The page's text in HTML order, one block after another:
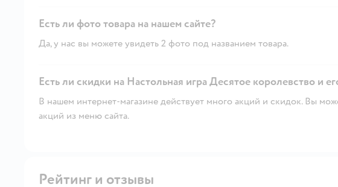
Есть ли фото товара на нашем сайте?
Да, у нас вы можете увидеть 2 фото под названием товара.
Есть ли скидки на Настольная игра Десятое королевство и
В нашем интернет-магазине действует много акций и скидок. Вы
акций из меню сайта.
Рейтинг и отзывы